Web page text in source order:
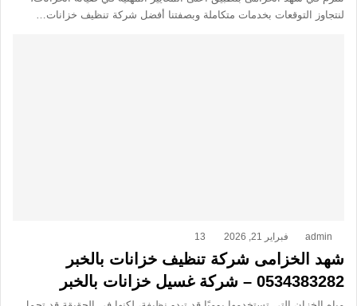
لنتجاوز التوقعات بخدمات متكاملة وبصفتنا أفضل شركة تنظيف خزانات…
admin فبراير 21, 2026 13
شهد الخزامى شركة تنظيف خزانات بالخبر
0534383282 – شركة غسيل خزانات بالخبر